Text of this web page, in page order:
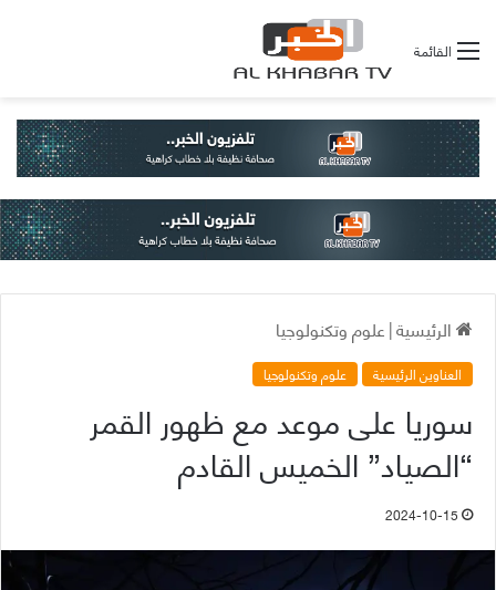
القائمة
الرئيسية|علوم وتكنولوجيا
العناوين الرئيسية علوم وتكنولوجيا
سوريا على موعد مع ظهور القمر
“الصياد” الخميس القادم
2024-10-15